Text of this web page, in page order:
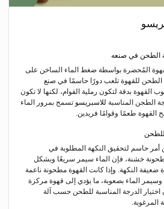
الطحن في صنعه
المُحضرة بواسطة ضغط الماء الساخن على
الطحن للقهوة تلعب دورًا حاسمًا في صنع
بدقة لتكون رملية القوام، لكنها لا تكون
الطحن المناسبة للاسبريسو تسمح بمرور الماء
القهوة طعمًا وقوامًا فريدين.
للطحن
أمر حاسم لتحقيق النكهة المطلوبة في
خشنة، فإن الماء سيمر سريعًا وبشكل
النكهة. وإذا كانت القهوة مطحونة ناعمة
الماء بصعوبة، ما يؤدي إلى قهوة مركزة
اختيار الدرجة المناسبة للطحن حسب آلة
المرغوبة.